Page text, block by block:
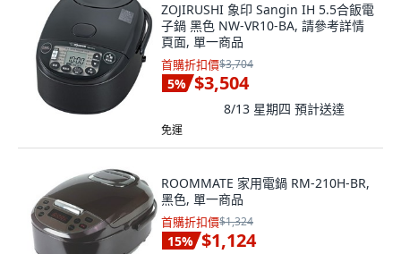
ZOJIRUSHI 象印 Sangin IH 5.5合飯電
子鍋 黑色 NW-VR10-BA, 請參考詳情
頁面, 單一商品
首購折扣價$3,704
5% $3,504
8/13 星期四 預計送達
免運
ROOMMATE 家用電鍋 RM-210H-BR,
黑色, 單一商品
首購折扣價$1,324
15% $1,124